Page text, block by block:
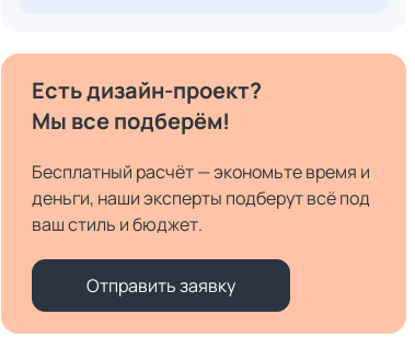
Есть дизайн-проект?
Мы все подберём!
Бесплатный расчёт — экономьте время и
деньги, наши эксперты подберут всё под
ваш стиль и бюджет.
Отправить заявку